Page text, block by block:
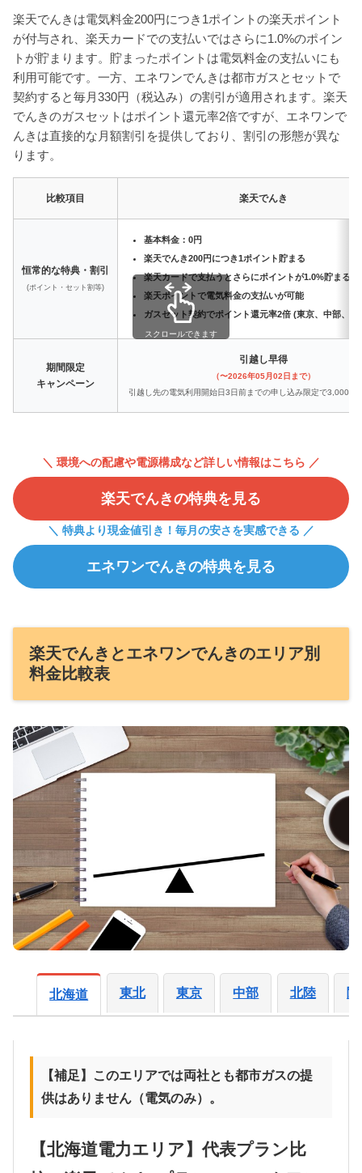
楽天でんきは電気料金200円につき1ポイントの楽天ポイント
が付与され、楽天カードでの支払いではさらに1.0%のポイン
トが貯まります。貯まったポイントは電気料金の支払いにも
利用可能です。一方、エネワンでんきは都市ガスとセットで
契約すると毎月330円（税込み）の割引が適用されます。楽天
でんきのガスセットはポイント還元率2倍ですが、エネワンで
んきは直接的な月額割引を提供しており、割引の形態が異な
ります。
比較項目 楽天でんき
恒常的な特典・割引
(ポイント・セット割等)
基本料金：0円
楽天でんき200円につき1ポイント貯まる
楽天カードで支払うとさらにポイントが1.0%貯まる
楽天ポイントで電気料金の支払いが可能
ガスセット契約でポイント還元率2倍 (東京、中部、関
期間限定
キャンペーン
引越し早得
（〜2026年05月02日まで）
引越し先の電気利用開始日3日前までの申し込み限定で3,000ポ
スクロールできます
＼ 環境への配慮や電源構成など詳しい情報はこちら ／
楽天でんきの特典を見る
＼ 特典より現金値引き！毎月の安さを実感できる ／
エネワンでんきの特典を見る
楽天でんきとエネワンでんきのエリア別
料金比較表
北海道 東北 東京 中部 北陸
【補足】このエリアでは両社とも都市ガスの提
供はありません（電気のみ）。
【北海道電力エリア】代表プラン比